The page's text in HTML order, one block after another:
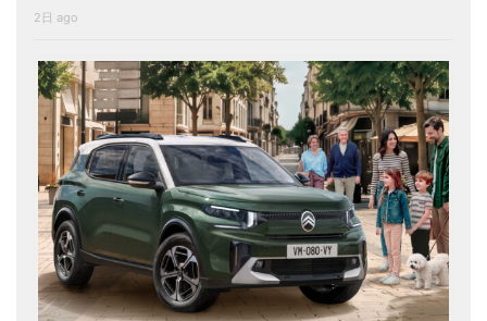
2日 ago